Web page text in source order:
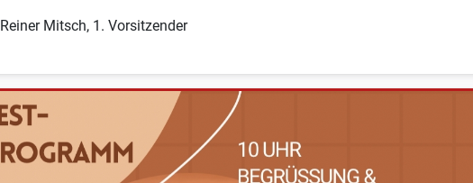
Reiner Mitsch, 1. Vorsitzender